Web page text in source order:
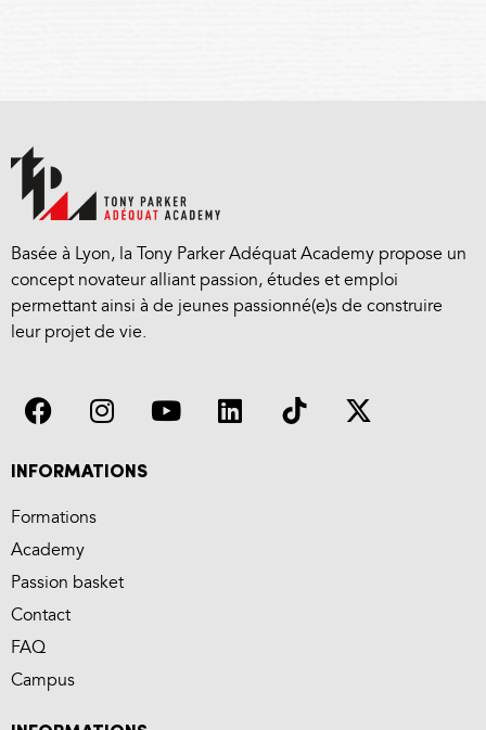
Basée à Lyon, la Tony Parker Adéquat Academy propose un
concept novateur alliant passion, études et emploi
permettant ainsi à de jeunes passionné(e)s de construire
leur projet de vie.
INFORMATIONS
Formations
Academy
Passion basket
Contact
FAQ
Campus